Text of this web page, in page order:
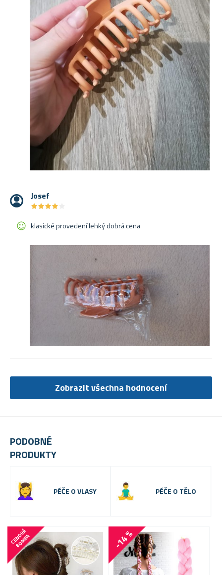
PODOBNÉ
PRODUKTY
PÉČE O VLASY PÉČE O TĚLO
C
E
N
O
V
Á
B
O
M
B
A -14 %
Josef
★★★★
★★★★
klasické provedení lehký dobrá cena
Zobrazit všechna hodnocení